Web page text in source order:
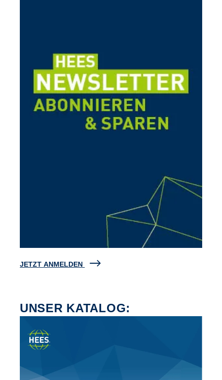
JETZT ANMELDEN
UNSER KATALOG: